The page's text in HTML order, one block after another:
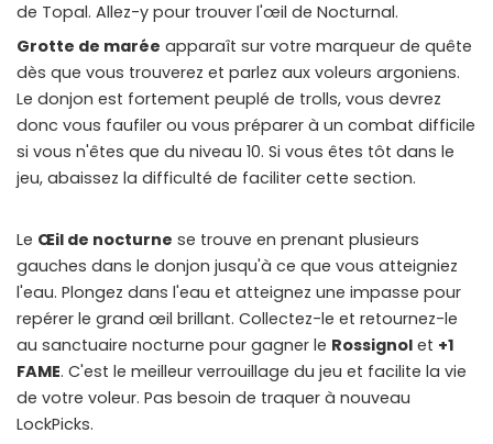
de Topal. Allez-y pour trouver l'œil de Nocturnal.
Grotte de marée apparaît sur votre marqueur de quête
dès que vous trouverez et parlez aux voleurs argoniens.
Le donjon est fortement peuplé de trolls, vous devrez
donc vous faufiler ou vous préparer à un combat difficile
si vous n'êtes que du niveau 10. Si vous êtes tôt dans le
jeu, abaissez la difficulté de faciliter cette section.
Le Œil de nocturne se trouve en prenant plusieurs
gauches dans le donjon jusqu'à ce que vous atteigniez
l'eau. Plongez dans l'eau et atteignez une impasse pour
repérer le grand œil brillant. Collectez-le et retournez-le
au sanctuaire nocturne pour gagner le Rossignol et +1
FAME. C'est le meilleur verrouillage du jeu et facilite la vie
de votre voleur. Pas besoin de traquer à nouveau
LockPicks.